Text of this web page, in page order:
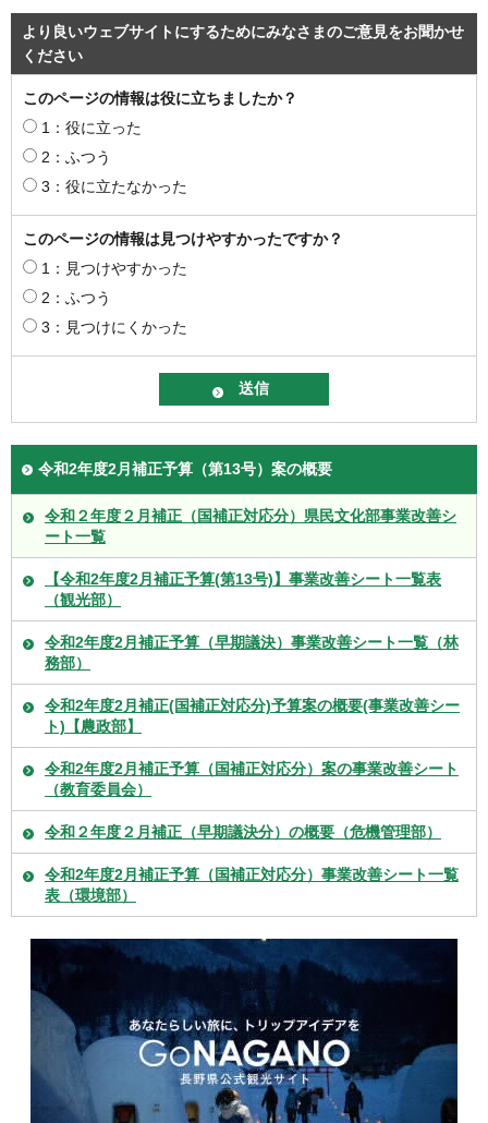
より良いウェブサイトにするためにみなさまのご意見をお聞かせ
ください
このページの情報は役に立ちましたか？
1：役に立った
2：ふつう
3：役に立たなかった
このページの情報は見つけやすかったですか？
1：見つけやすかった
2：ふつう
3：見つけにくかった
令和2年度2月補正予算（第13号）案の概要
令和２年度２月補正（国補正対応分）県民文化部事業改善シ
ート一覧
【令和2年度2月補正予算(第13号)】事業改善シート一覧表
（観光部）
令和2年度2月補正予算（早期議決）事業改善シート一覧（林
務部）
令和2年度2月補正(国補正対応分)予算案の概要(事業改善シー
ト)【農政部】
令和2年度2月補正予算（国補正対応分）案の事業改善シート
（教育委員会）
令和２年度２月補正（早期議決分）の概要（危機管理部）
令和2年度2月補正予算（国補正対応分）事業改善シート一覧
表（環境部）